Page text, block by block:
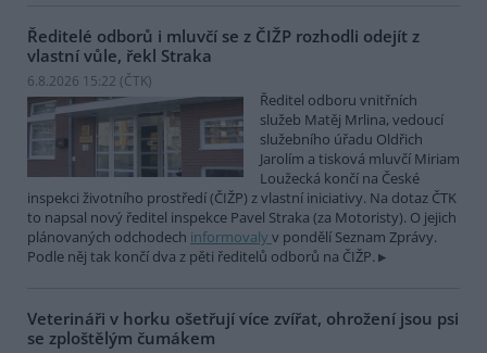
Ředitelé odborů i mluvčí se z ČIŽP rozhodli odejít z
vlastní vůle, řekl Straka
6.8.2026 15:22 (ČTK)
Ředitel odboru vnitřních
služeb Matěj Mrlina, vedoucí
služebního úřadu Oldřich
Jarolím a tisková mluvčí Miriam
Loužecká končí na České
inspekci životního prostředí (ČIŽP) z vlastní iniciativy. Na dotaz ČTK
to napsal nový ředitel inspekce Pavel Straka (za Motoristy). O jejich
plánovaných odchodech informovaly v pondělí Seznam Zprávy.
Podle něj tak končí dva z pěti ředitelů odborů na ČIŽP.
Veterináři v horku ošetřují více zvířat, ohrožení jsou psi
se zploštělým čumákem